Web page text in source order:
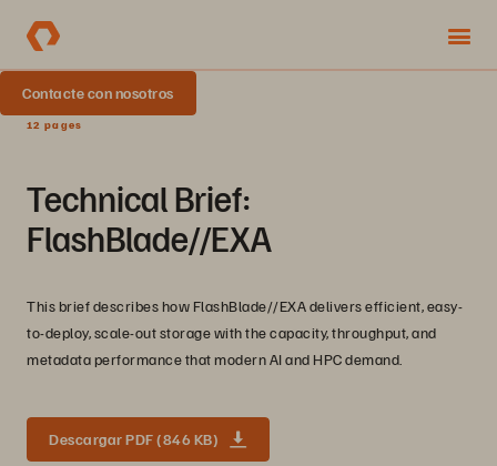
Contacte con nosotros
12 pages
Technical Brief:
FlashBlade//EXA
This brief describes how FlashBlade//EXA delivers efficient, easy-
to-deploy, scale-out storage with the capacity, throughput, and
metadata performance that modern AI and HPC demand.
Descargar PDF (846 KB)